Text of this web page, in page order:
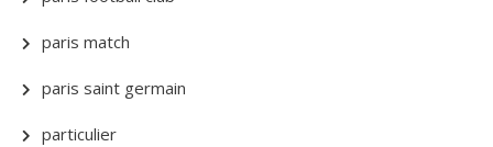
paris match
paris saint germain
particulier